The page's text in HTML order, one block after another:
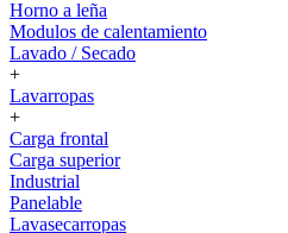
Horno a leña
Modulos de calentamiento
Lavado / Secado
+
Lavarropas
+
Carga frontal
Carga superior
Industrial
Panelable
Lavasecarropas